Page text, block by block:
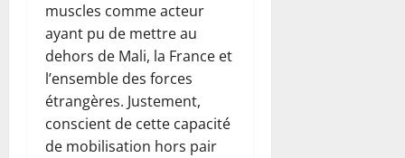
muscles comme acteur
ayant pu de mettre au
dehors de Mali, la France et
l’ensemble des forces
étrangères. Justement,
conscient de cette capacité
de mobilisation hors pair